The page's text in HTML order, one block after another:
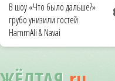
В шоу «Что было дальше?»
грубо унизили гостей
HammAli & Navai